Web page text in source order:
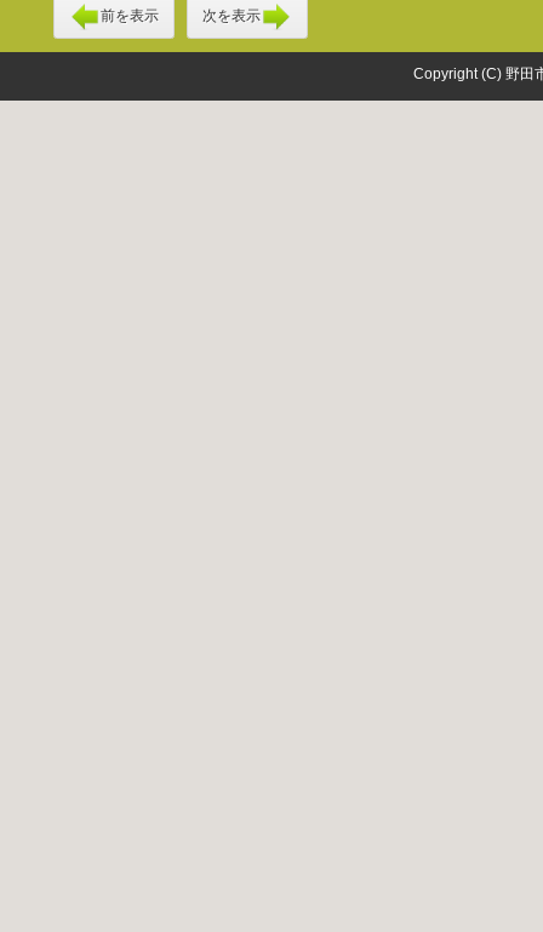
前を表示 次を表示
Copyright (C) 野田